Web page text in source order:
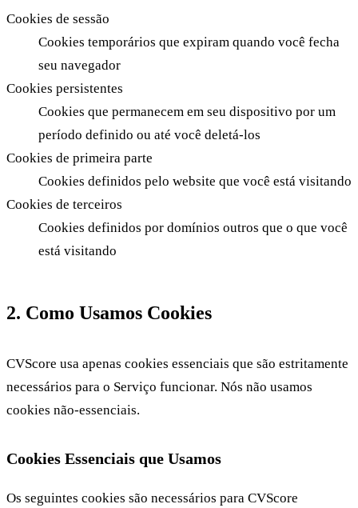
Cookies de sessão
Cookies temporários que expiram quando você fecha
seu navegador
Cookies persistentes
Cookies que permanecem em seu dispositivo por um
período definido ou até você deletá-los
Cookies de primeira parte
Cookies definidos pelo website que você está visitando
Cookies de terceiros
Cookies definidos por domínios outros que o que você
está visitando
2. Como Usamos Cookies
CVScore usa apenas cookies essenciais que são estritamente
necessários para o Serviço funcionar. Nós não usamos
cookies não-essenciais.
Cookies Essenciais que Usamos
Os seguintes cookies são necessários para CVScore